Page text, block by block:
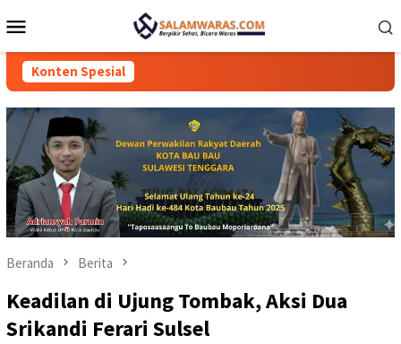
ke
Mobile
Konten Spesial
Beranda Berita
Keadilan di Ujung Tombak, Aksi Dua
Srikandi Ferari Sulsel